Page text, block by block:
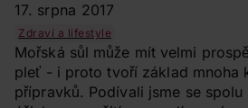
17. srpna 2017
Zdraví a lifestyle
Mořská sůl může mít velmi
pleť - i proto tvoří základ mnoha
přípravků. Podívali jsme se